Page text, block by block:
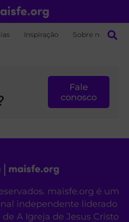
Inspiração Sobre nós
Fale
conosco
maisfe.org é um
independente liderado
A Igreja de Jesus Cristo